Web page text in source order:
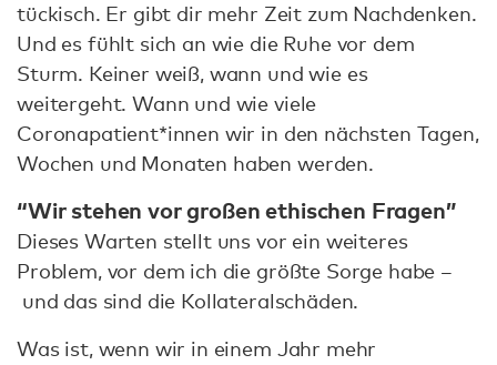
tückisch. Er gibt dir mehr Zeit zum Nachdenken.
Und es fühlt sich an wie die Ruhe vor dem
Sturm. Keiner weiß, wann und wie es
weitergeht. Wann und wie viele
Coronapatient*innen wir in den nächsten Tagen,
Wochen und Monaten haben werden.
“Wir stehen vor großen ethischen Fragen”
Dieses Warten stellt uns vor ein weiteres
Problem, vor dem ich die größte Sorge habe –
und das sind die Kollateralschäden.
Was ist, wenn wir in einem Jahr mehr